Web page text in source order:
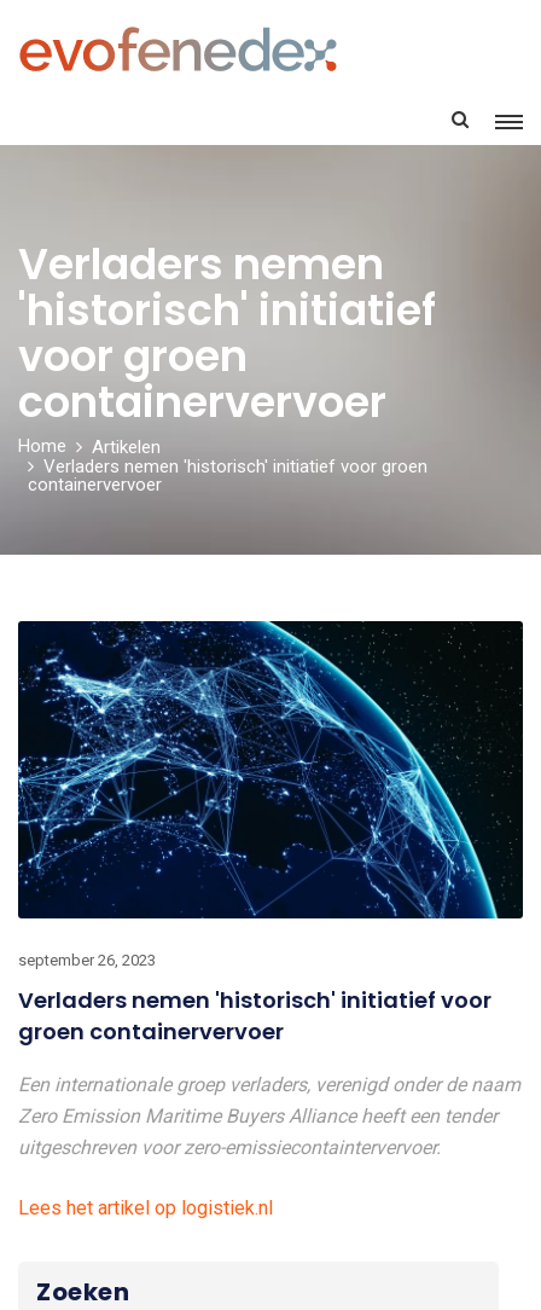
Verladers nemen
'historisch' initiatief
voor groen
containervervoer
Home
Artikelen
Verladers nemen 'historisch' initiatief voor groen
containervervoer
september 26, 2023
Verladers nemen 'historisch' initiatief voor
groen containervervoer
Een internationale groep verladers, verenigd onder de naam
Zero Emission Maritime Buyers Alliance heeft een tender
uitgeschreven voor zero-emissiecontaintervervoer.
Lees het artikel op logistiek.nl
Zoeken